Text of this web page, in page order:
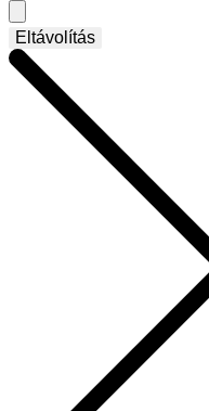
Eltávolítás